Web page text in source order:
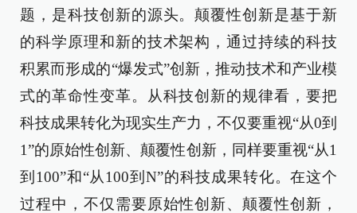
题，是科技创新的源头。颠覆性创新是基于新
的科学原理和新的技术架构，通过持续的科技
积累而形成的“爆发式”创新，推动技术和产业模
式的革命性变革。从科技创新的规律看，要把
科技成果转化为现实生产力，不仅要重视“从0到
1”的原始性创新、颠覆性创新，同样要重视“从1
到100”和“从100到N”的科技成果转化。在这个
过程中，不仅需要原始性创新、颠覆性创新，